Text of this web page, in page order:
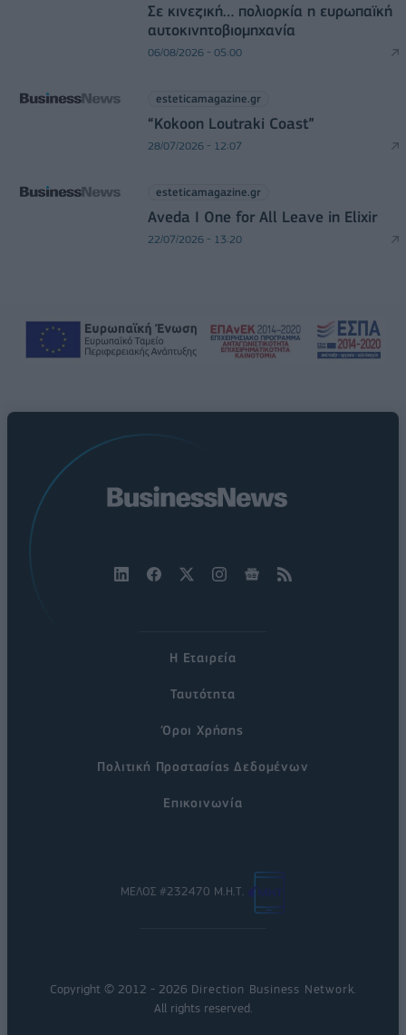
Σε κινεζική… πολιορκία η ευρωπαϊκή
αυτοκινητοβιομηχανία
06/08/2026 - 05:00
esteticamagazine.gr
“Kokoon Loutraki Coast”
28/07/2026 - 12:07
esteticamagazine.gr
Aveda I One for All Leave in Elixir
22/07/2026 - 13:20
Η Εταιρεία
Ταυτότητα
Όροι Χρήσης
Πολιτική Προστασίας Δεδομένων
Επικοινωνία
ΜΕΛΟΣ #232470 Μ.Η.Τ.
Copyright © 2012 - 2026 Direction Business Network
All rights reserved.